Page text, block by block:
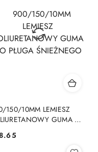
150/10MM LEMIESZ
GUMA DO